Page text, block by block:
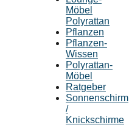
Möbel
Polyrattan
Pflanzen
Pflanzen-
Wissen
Polyrattan-
Möbel
Ratgeber
Sonnenschirm
/
Knickschirme